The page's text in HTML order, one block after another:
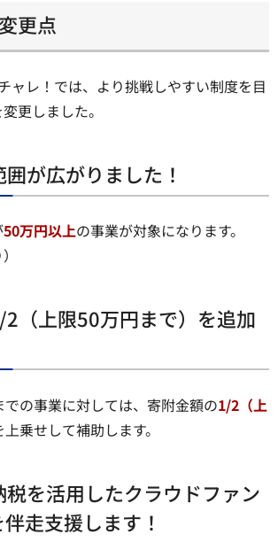
更点
ャレ！では、より挑戦しやすい制度を目
更しました。
が広がりました！
50万円以上の事業が対象になります。
（上限50万円まで）を追加
の事業に対しては、寄附金額の1/2（上
上乗せして補助します。
税を活用したクラウドファン
走支援します！